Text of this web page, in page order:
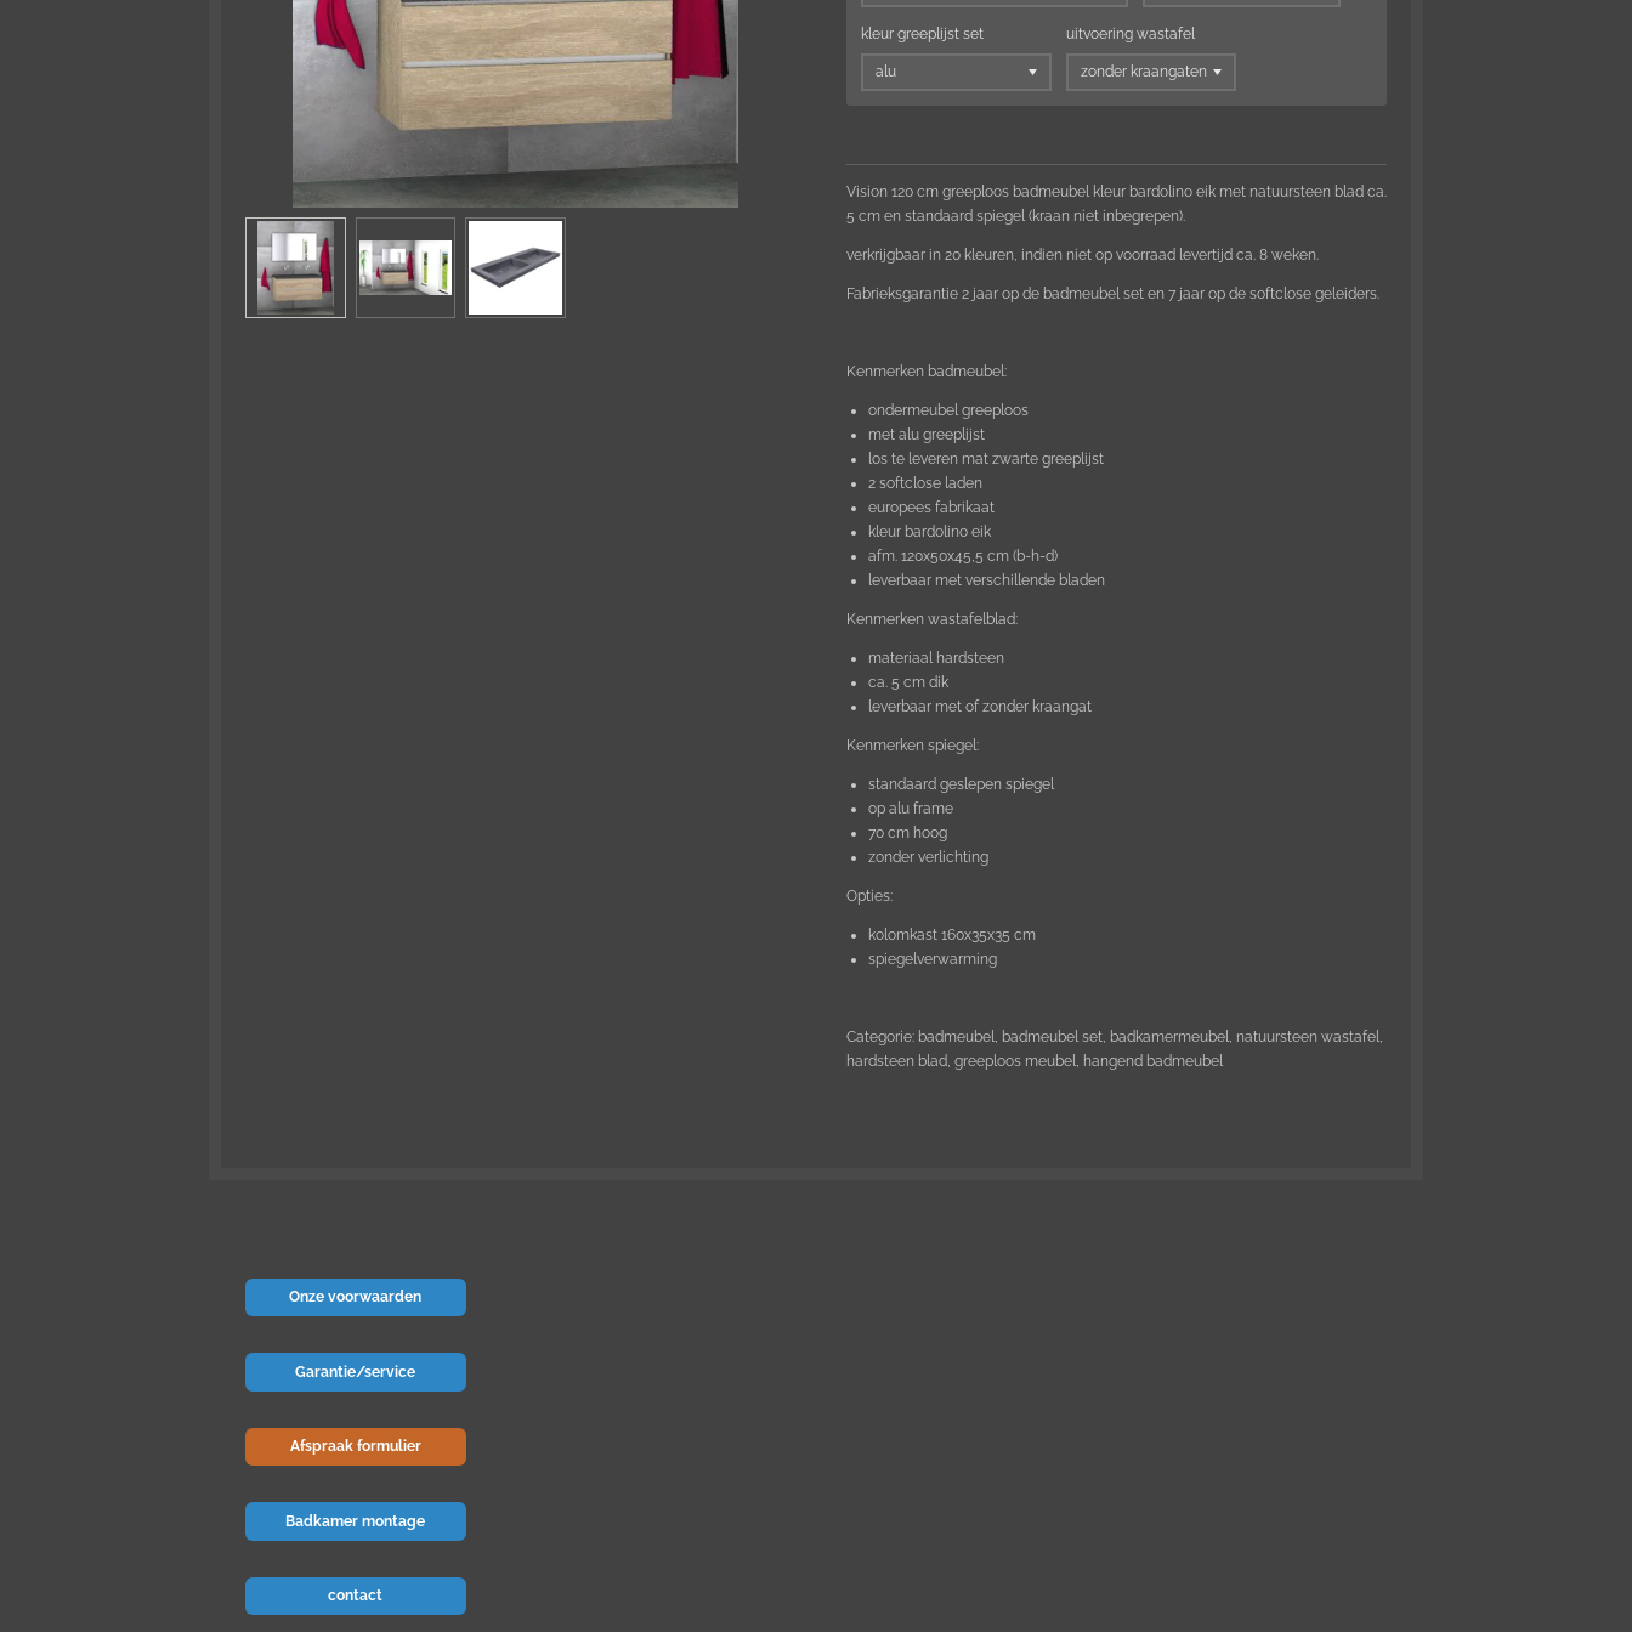
kleur greeplijst set uitvoering wastafel
Vision 120 cm greeploos badmeubel kleur bardolino eik met natuursteen blad ca.
5 cm en standaard spiegel (kraan niet inbegrepen).
verkrijgbaar in 20 kleuren, indien niet op voorraad levertijd ca. 8 weken.
Fabrieksgarantie 2 jaar op de badmeubel set en 7 jaar op de softclose geleiders.
Kenmerken badmeubel:
ondermeubel greeploos
met alu greeplijst
los te leveren mat zwarte greeplijst
2 softclose laden
europees fabrikaat
kleur bardolino eik
afm. 120x50x45,5 cm (b-h-d)
leverbaar met verschillende bladen
Kenmerken wastafelblad:
materiaal hardsteen
ca. 5 cm dik
leverbaar met of zonder kraangat
Kenmerken spiegel:
standaard geslepen spiegel
op alu frame
70 cm hoog
zonder verlichting
Opties:
kolomkast 160x35x35 cm
spiegelverwarming
Categorie: badmeubel, badmeubel set, badkamermeubel, natuursteen wastafel,
hardsteen blad, greeploos meubel, hangend badmeubel
Onze voorwaarden
Garantie/service
Afspraak formulier
Badkamer montage
contact